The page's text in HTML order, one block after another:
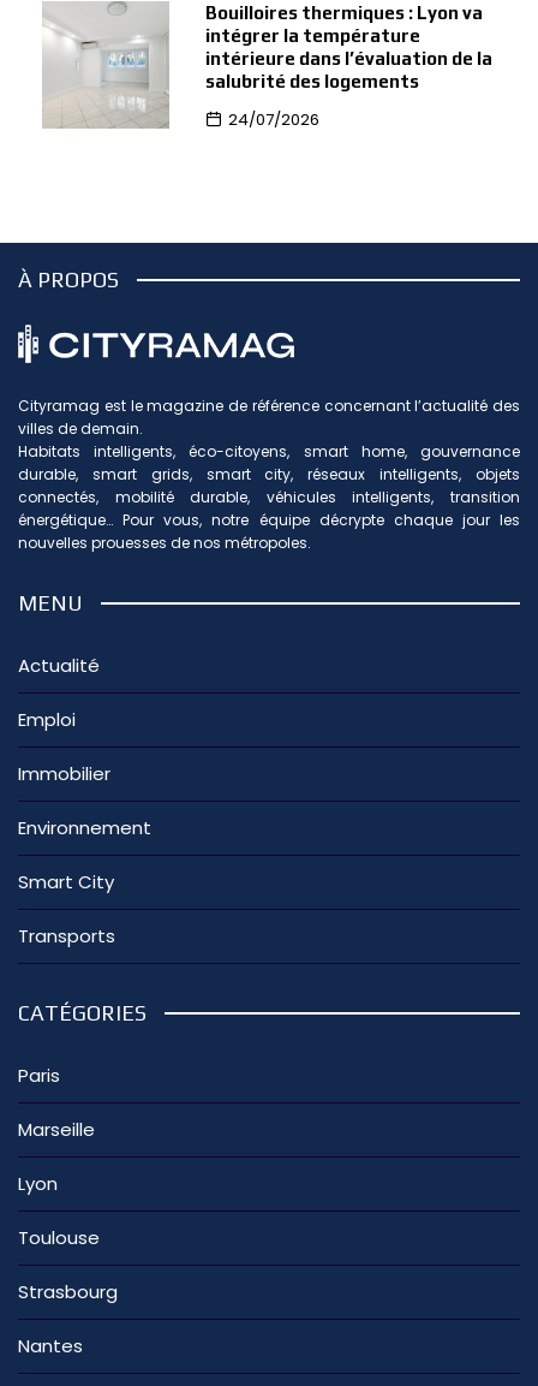
Bouilloires thermiques : Lyon va
intégrer la température
intérieure dans l’évaluation de la
salubrité des logements
24/07/2026
À PROPOS
Cityramag est le magazine de référence concernant l’actualité des
villes de demain.
Habitats intelligents, éco-citoyens, smart home, gouvernance
durable, smart grids, smart city, réseaux intelligents, objets
connectés, mobilité durable, véhicules intelligents, transition
énergétique… Pour vous, notre équipe décrypte chaque jour les
nouvelles prouesses de nos métropoles.
MENU
Actualité
Emploi
Immobilier
Environnement
Smart City
Transports
CATÉGORIES
Paris
Marseille
Lyon
Toulouse
Strasbourg
Nantes